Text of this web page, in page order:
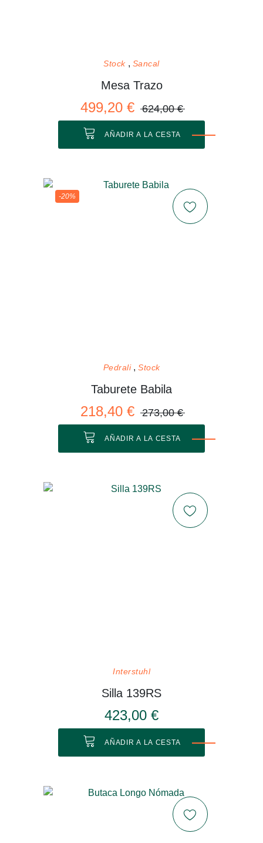
Stock Sancal
Mesa Trazo
499,20 € 624,00 €
AÑADIR A LA CESTA
-20%
Pedrali Stock
Taburete Babila
218,40 € 273,00 €
AÑADIR A LA CESTA
Interstuhl
Silla 139RS
423,00 €
AÑADIR A LA CESTA